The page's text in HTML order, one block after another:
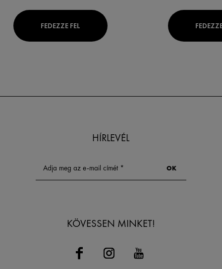
FEDEZZE FEL
HÍRLEVÉL
KÖVESSEN MINKET!